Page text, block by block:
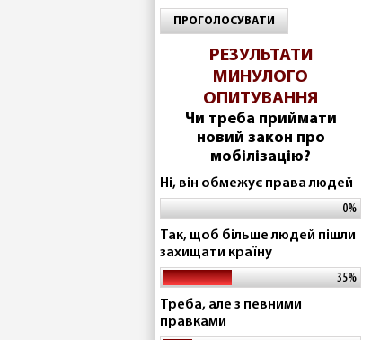
ПРОГОЛОСУВАТИ
РЕЗУЛЬТАТИ
МИНУЛОГО
ОПИТУВАННЯ
Чи треба приймати
новий закон про
мобілізацію?
Ні, він обмежує права людей
0%
Так, щоб більше людей пішли
захищати країну
35%
Треба, але з певними
правками